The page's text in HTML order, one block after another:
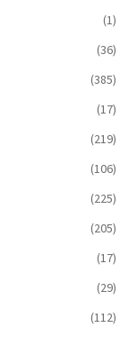
(1)
(36)
(385)
(17)
(219)
(106)
(225)
(205)
(17)
(29)
(112)